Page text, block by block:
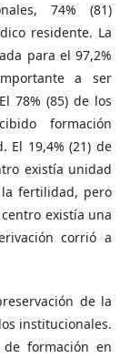
74% (81)
residente. La
para el 97,2%
a ser
78% (85) de los
formación
El 19,4% (21) de
existía unidad
fertilidad, pero
existía una
corrió a
de la
institucionales.
de formación en